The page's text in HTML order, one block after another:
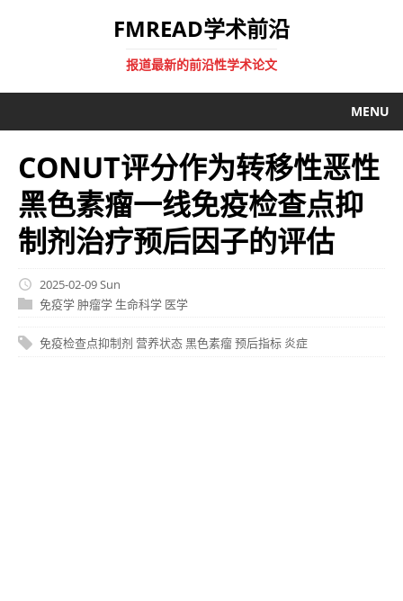
FMREAD学术前沿
报道最新的前沿性学术论文
MENU
CONUT评分作为转移性恶性
黑色素瘤一线免疫检查点抑
制剂治疗预后因子的评估
2025-02-09 Sun
免疫学 肿瘤学 生命科学 医学
免疫检查点抑制剂 营养状态黑色素瘤预后指标 炎症